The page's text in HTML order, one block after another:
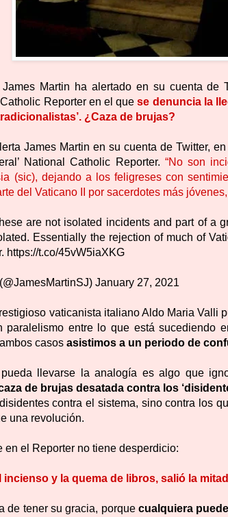
Martin ha alertado en su cuenta
Reporter en el quese denuncia la
¿Caza de brujas?
James Martin en su cuenta de Twitter,
National Catholic Reporter. “No son
(sic), dejando a los feligreses con
del Vaticano II por sacerdotes más
are not isolated incidents and part of a
Essentially the rejection of much of
https://t.co/45vW5iaXKG
January 27, 2021
vaticanista italiano Aldo Maria Valli
paralelismo entre lo que está sucediendo
casos asistimos a un periodo de
pueda llevarse la analogía es algo que
de brujas desatada contra los
contra el sistema, sino contra los
una revolución.
en el Reporter no tiene desperdicio:
incienso y la quema de libros, salió la
de tener su gracia, porque cualquiera